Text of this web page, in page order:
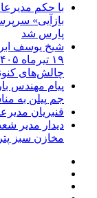
با حکم
بازآیی»
پارس شد
شیخ یوسف
چالش‌های
پیام‌ مهندس
جم پیلن به
قنبریان
دیدار مدیر
مخازن سبز